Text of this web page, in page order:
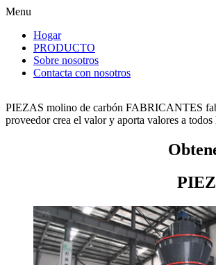
Menu
Hogar
PRODUCTO
Sobre nosotros
Contacta con nosotros
PIEZAS molino de carbón FABRICANTES
proveedor crea el valor y aporta valores a todos